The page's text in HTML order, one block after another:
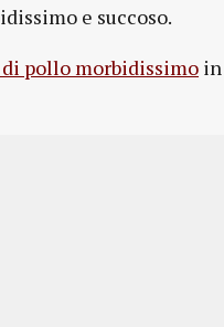
e succoso.
pollo morbidissimo in